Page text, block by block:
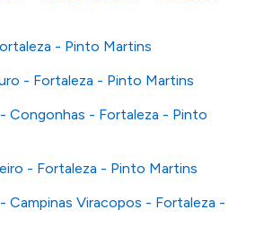
- Pinto Martins
- Fortaleza - Pinto Martins
Congonhas - Fortaleza - Pinto
- Fortaleza - Pinto Martins
Campinas Viracopos - Fortaleza -